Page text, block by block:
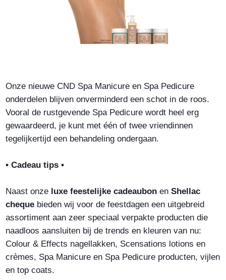
Onze nieuwe CND Spa Manicure en Spa Pedicure
onderdelen blijven onverminderd een schot in de roos.
Vooral de rustgevende Spa Pedicure wordt heel erg
gewaardeerd, je kunt met één of twee vriendinnen
tegelijkertijd een behandeling ondergaan.
• Cadeau tips •
Naast onze luxe feestelijke cadeaubon en Shellac
cheque bieden wij voor de feestdagen een uitgebreid
assortiment aan zeer speciaal verpakte producten die
naadloos aansluiten bij de trends en kleuren van nu:
Colour & Effects nagellakken, Scensations lotions en
crèmes, Spa Manicure en Spa Pedicure producten, vijlen
en top coats.